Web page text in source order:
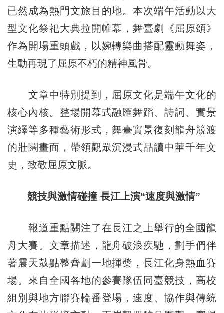
已然成為熱門文旅目的地。本次端午活動以大
型文化祭祀大典拉開帷幕，舞臺劇《屈原頌》
作為開場重頭戲，以婉轉樂曲搭配靈動舞姿，
生動再現了屈原不朽的精神風骨。
文章中特別提到，屈原文化是端午文化的
核心內核。整場開幕式融匯舞蹈、詩詞、實景
演繹等多種藝術形式，舞臺實景復刻龍舟競渡
的壯闊畫面，帶領觀眾沉浸式品讀中華千年文
史，致敬屈原文脈。
競技與激情碰撞 長江上演“速度與激情”
報道重點關注了在長江之上舉行的全國龍
舟大賽。文章描述，龍舟破浪疾馳，劃手們伴
著震天鼓點整齊劃一地揮槳，長江化身熱血賽
場。來自全國各地的參賽隊伍同臺競技，高校
組別與地方聯賽輪番登場，速度、協作與傳統